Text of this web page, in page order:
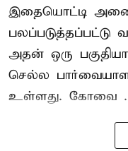
இதையொட்டி
பலப்படுத்தப்பட்டு
அதன் ஒரு
செல்ல
உள்ளது. கோவை